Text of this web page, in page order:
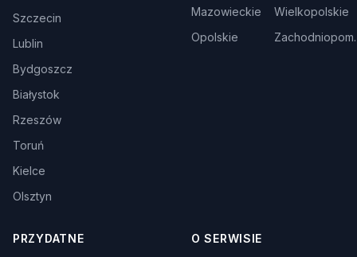
Szczecin
Lublin
Bydgoszcz
Białystok
Rzeszów
Toruń
Kielce
Olsztyn
Mazowieckie
Opolskie
Wielkopolskie
Zachodniopom.
PRZYDATNE O SERWISIE